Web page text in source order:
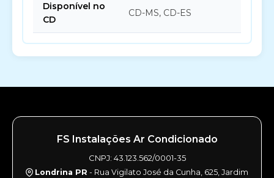
Disponível no
CD
CD-MS, CD-ES
FS Instalações Ar Condicionado
CNPJ: 43.123.562/0001-35
Londrina PR - Rua Vigilato José da Cunha, 625, Jardim